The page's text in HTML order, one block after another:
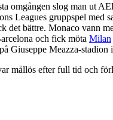
omgången slog man ut
Leagues gruppspel med
det bättre. Monaco vann
och fick möta Milan
Giuseppe Meazza-stadion
mållös efter full tid och